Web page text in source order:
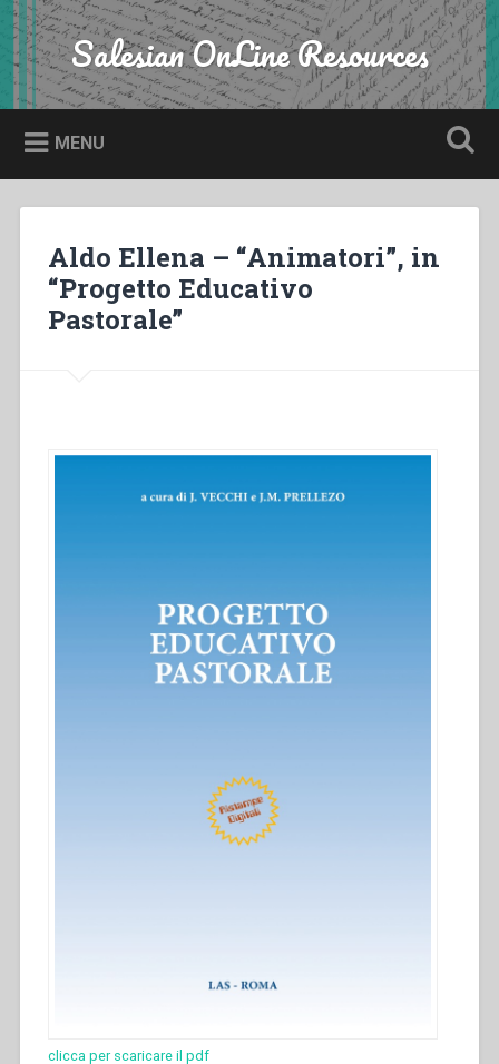
Skip
to
content
Search Salesian OnLine Resources
MENU
Aldo Ellena – “Animatori”, in
“Progetto Educativo
Pastorale”
clicca per scaricare il pdf